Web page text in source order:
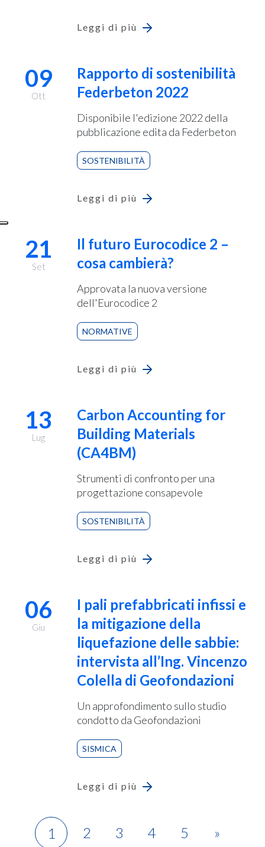
Leggi di più
09
Ott
Rapporto di sostenibilità
Federbeton 2022
Disponibile l'edizione 2022 della
pubblicazione edita da Federbeton
SOSTENIBILITÀ
Leggi di più
21
Set
Il futuro Eurocodice 2 –
cosa cambierà?
Approvata la nuova versione
dell'Eurocodice 2
NORMATIVE
Leggi di più
13
Lug
Carbon Accounting for
Building Materials
(CA4BM)
Strumenti di confronto per una
progettazione consapevole
SOSTENIBILITÀ
Leggi di più
06
Giu
I pali prefabbricati infissi e
la mitigazione della
liquefazione delle sabbie:
intervista all’Ing. Vincenzo
Colella di Geofondazioni
Un approfondimento sullo studio
condotto da Geofondazioni
SISMICA
Leggi di più
1 2 3 4 5 »